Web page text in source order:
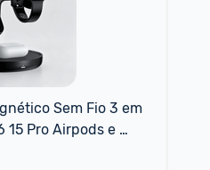
Sem Fio 3 em
15 Pro Airpods e